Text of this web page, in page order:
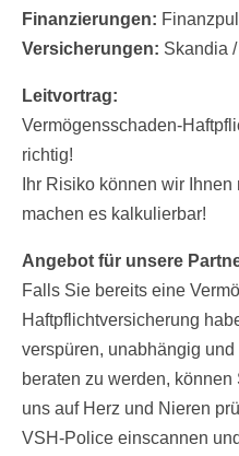
Finanzierungen:
Versicherungen: Skandia
Leitvortrag:
Vermögensschaden-
richtig!
Ihr Risiko können wir
machen es kalkulierbar!
Angebot für unsere
Falls Sie bereits eine
Haftpflichtversicherung
verspüren, unabhängig und
beraten zu werden,
uns auf Herz und Nieren
VSH-Police einscannen